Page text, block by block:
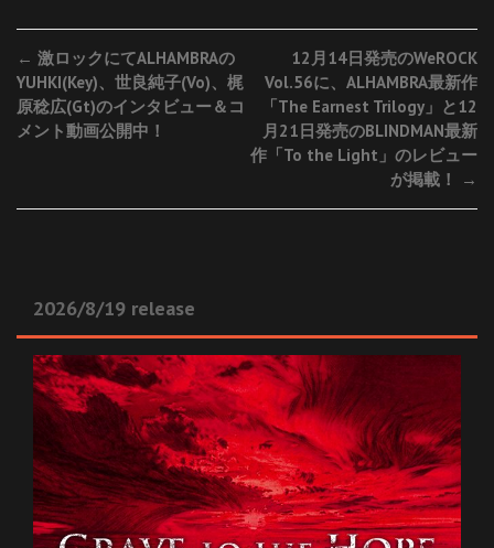
Post
navigation
← 激ロックにてALHAMBRAの
YUHKI(Key)、世良純子(Vo)、梶
原稔広(Gt)のインタビュー＆コ
メント動画公開中！
12月14日発売のWeROCK
Vol.56に、ALHAMBRA最新作
「The Earnest Trilogy」と12
月21日発売のBLINDMAN最新
作「To the Light」のレビュー
が掲載！
→
2026/8/19 release